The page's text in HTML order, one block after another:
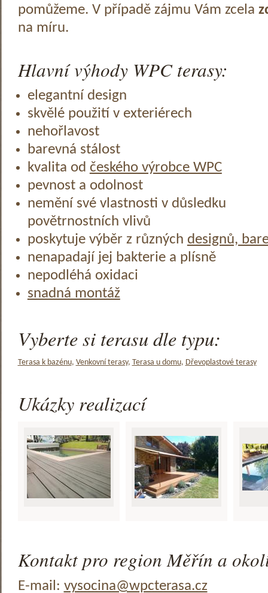
pomůžeme. V případě zájmu Vám zcela
na míru.
Hlavní výhody WPC terasy:
elegantní design
skvělé použití v exteriérech
nehořlavost
barevná stálost
kvalita od českého výrobce WPC
pevnost a odolnost
nemění své vlastnosti v důsledku
povětrnostních vlivů
poskytuje výběr z různých designů,
nenapadají jej bakterie a plísně
nepodléhá oxidaci
snadná montáž
Vyberte si terasu dle typu:
Terasa k bazénu, Venkovní terasy, Terasa u domu, Dřevoplastové terasy
Ukázky realizací
Kontakt pro region Měřín a
E-mail: vysocina@wpcterasa.cz